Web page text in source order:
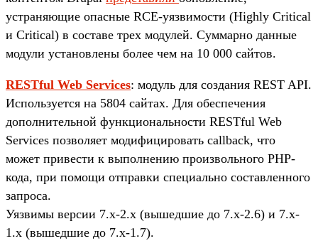
устраняющие опасные RCE-уязвимости (Highly Critical
и Critical) в составе трех модулей. Суммарно данные
модули установлены более чем на 10 000 сайтов.
RESTful Web Services: модуль для создания REST API.
Используется на 5804 сайтах. Для обеспечения
дополнительной функциональности RESTful Web
Services позволяет модифицировать callback, что
может привести к выполнению произвольного PHP-
кода, при помощи отправки специально составленного
запроса.
Уязвимы версии 7.x-2.x (вышедшие до 7.x-2.6) и 7.x-
1.x (вышедшие до 7.x-1.7).